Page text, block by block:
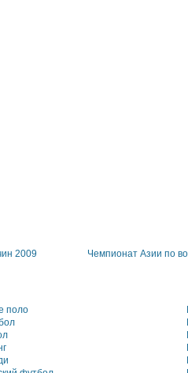
2009 Чемпионат Азии по
поло